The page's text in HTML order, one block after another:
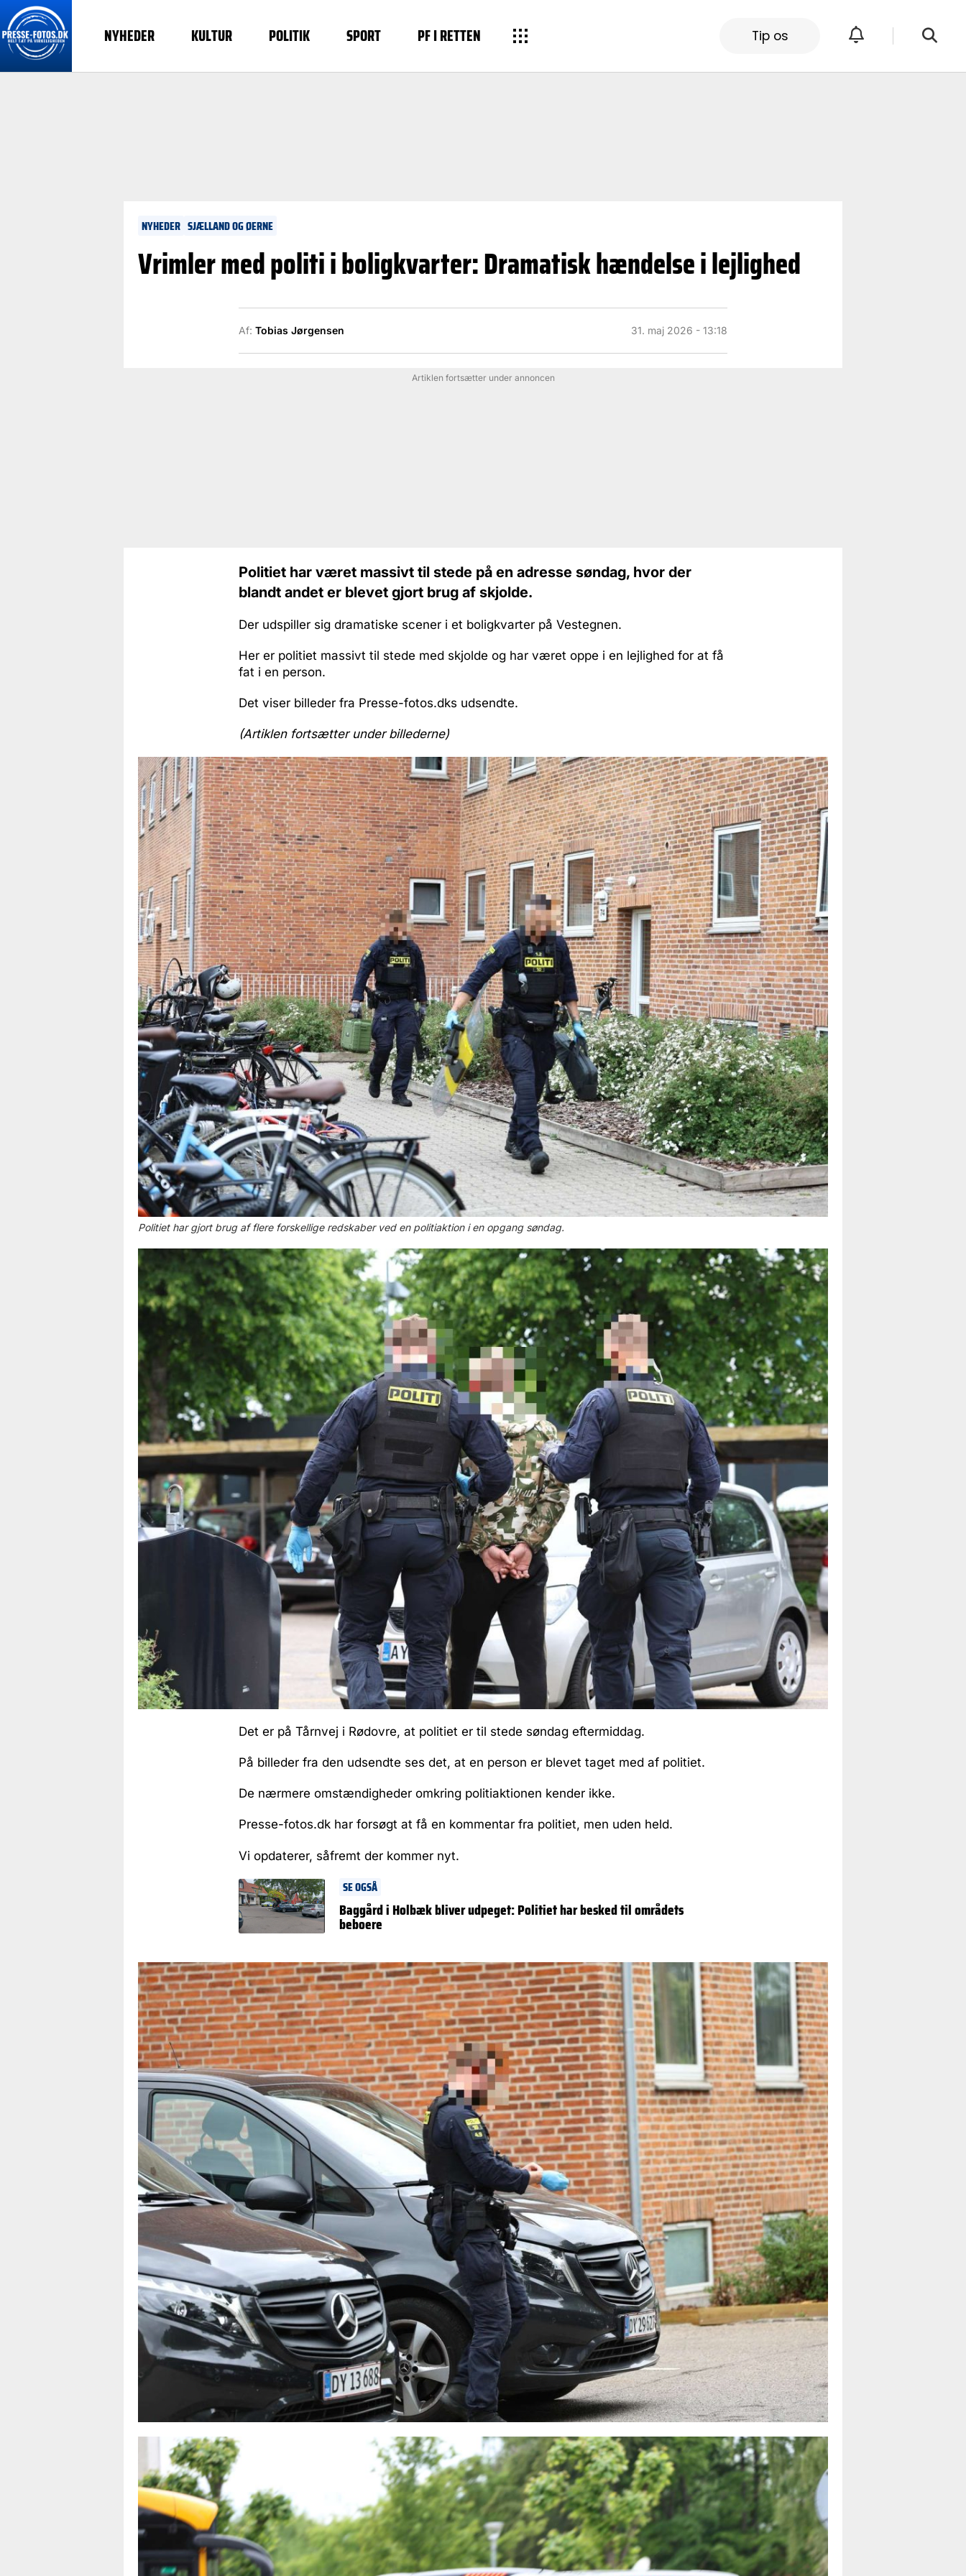
NYHEDER KULTUR POLITIK SPORT PF I RETTEN Tip os
NYHEDER SJÆLLAND OG ØERNE
Vrimler med politi i boligkvarter: Dramatisk hændelse i lejlighed
Af: Tobias Jørgensen 31. maj 2026 - 13:18
Artiklen fortsætter under annoncen
Politiet har været massivt til stede på en adresse søndag, hvor der
blandt andet er blevet gjort brug af skjolde.
Der udspiller sig dramatiske scener i et boligkvarter på Vestegnen.
Her er politiet massivt til stede med skjolde og har været oppe i en lejlighed for at få
fat i en person.
Det viser billeder fra Presse-fotos.dks udsendte.
(Artiklen fortsætter under billederne)
Politiet har gjort brug af flere forskellige redskaber ved en politiaktion i en opgang søndag.
Det er på Tårnvej i Rødovre, at politiet er til stede søndag eftermiddag.
På billeder fra den udsendte ses det, at en person er blevet taget med af politiet.
De nærmere omstændigheder omkring politiaktionen kender ikke.
Presse-fotos.dk har forsøgt at få en kommentar fra politiet, men uden held.
Vi opdaterer, såfremt der kommer nyt.
SE OGSÅ
Baggård i Holbæk bliver udpeget: Politiet har besked til områdets
beboere